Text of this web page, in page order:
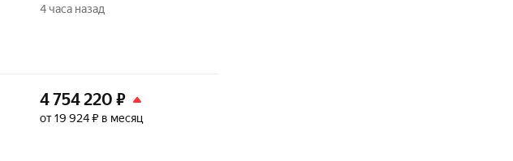
4 часа назад
4 754 220 ₽
от 19 924 ₽ в месяц